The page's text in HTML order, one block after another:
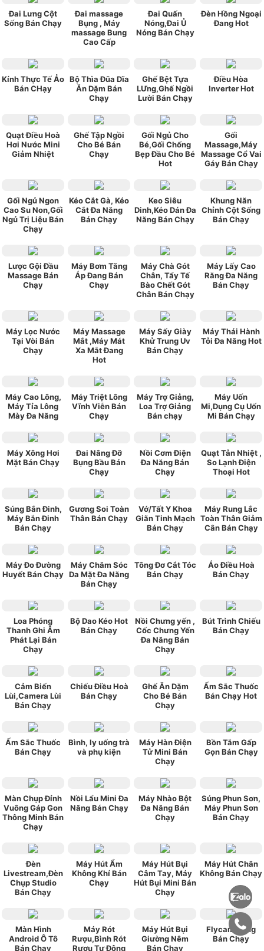
Đai Lưng Cột
Sống Bán Chạy
Đai massage
Bụng , Máy
massage Bung
Cao Cấp
Đai Quấn
Nóng,Đai Ủ
Nóng Bán Chạy
Đèn Hồng Ngoại
Đang Hot
Kính Thực Tế Ảo
Bán CHạy
Bộ Thìa Đũa Dĩa
Ăn Dặm Bán
Chạy
Ghế Bệt Tựa
LƯng,Ghế Ngồi
Lười Bán Chạy
Điều Hòa
Inverter Hot
Quạt Điều Hoà
Hơi Nước Mini
Giảm Nhiệt
Ghế Tập Ngồi
Cho Bé Bán
Chạy
Gối Ngủ Cho
Bé,Gối Chống
Bẹp Đầu Cho Bé
Hot
Gối
Massage,Máy
Massage Cổ Vai
Gáy Bán Chạy
Gối Ngủ Ngon
Cao Su Non,Gối
Ngủ Trị Liệu Bán
Chạy
Kéo Cắt Gà, Kéo
Cắt Đa Năng
Bán Chạy
Keo Siêu
Dinh,Kéo Dán Đa
Năng Bán Chạy
Khung Năn
Chỉnh Cột Sống
Bán Chạy
Lược Gội Đầu
Massage Bán
Chạy
Máy Bơm Tăng
Áp Đang Bán
Chạy
Máy Chà Gót
Chân, Tẩy Tế
Bào Chết Gót
Chân Bán Chạy
Máy Lấy Cao
Răng Đa Năng
Bán Chạy
Máy Lọc Nước
Tại Vòi Bán
Chạy
Máy Massage
Mắt ,Máy Mát
Xa Mắt Đang
Hot
Máy Sấy Giày
Khử Trung Uv
Bán Chạy
Máy Thái Hành
Tỏi Đa Năng Hot
Máy Cao Lông,
Máy Tỉa Lông
Mày Đa Năng
Máy Triệt Lông
Vĩnh Viễn Bán
Chạy
Máy Trợ Giảng,
Loa Trợ Giảng
Bán chạy
Máy Uốn
Mi,Dụng Cụ Uốn
Mi Bán Chạy
Máy Xông Hơi
Mặt Bán Chạy
Đai Nâng Đỡ
Bụng Bầu Bán
Chạy
Nồi Cơm Điện
Đa Năng Bán
Chạy
Quạt Tản Nhiệt ,
So Lạnh Điện
Thoại Hot
Súng Bắn Đinh,
Máy Bắn Đinh
Bán Chạy
Gương Soi Toàn
Thân Bán Chạy
Vớ/Tất Y Khoa
Giãn Tinh Mạch
Bán Chạy
Máy Rung Lắc
Toàn Thân Giảm
Cân Bán Chạy
Máy Đo Đường
Huyết Bán Chạy
Máy Chăm Sóc
Da Mặt Đa Năng
Bán Chạy
Tông Đơ Cắt Tóc
Bán Chạy
Áo Điều Hoà
Bán Chạy
Loa Phóng
Thanh Ghi Âm
Phát Lại Bán
Chạy
Bộ Dao Kéo Hot
Bán Chạy
Nồi Chưng yến ,
Cốc Chưng Yến
Đa Năng Bán
Chạy
Bút Trình Chiếu
Bán Chạy
Cảm Biến
Lùi,Camera Lùi
Bán Chạy
Chiếu Điều Hoà
Bán Chạy
Ghế Ăn Dặm
Cho Bé Bán
Chạy
Ấm Sắc Thuốc
Bán Chạy Hot
Ấm Sắc Thuốc
Bán Chạy
Bình, ly uống trà
và phụ kiện
Máy Hàn Điện
Tử Mini Bán
Chạy
Bồn Tắm Gấp
Gọn Bán Chạy
Màn Chụp Đỉnh
Vuông Gáp Gon
Thông Minh Bán
Chạy
Nồi Lẩu Mini Đa
Năng Bán Chạy
Máy Nhào Bột
Đa Năng Bán
Chạy
Súng Phun Sơn,
Máy Phun Sơn
Bán Chạy
Đèn
Livestream,Đèn
Chụp Studio
Bán Chạy
Máy Hút Ẩm
Không Khí Bán
Chạy
Máy Hút Bụi
Câm Tay, Máy
Hút Bụi Mini Bán
Chạy
Máy Hút Chân
Không Bán Chạy
Màn Hình
Android Ô Tô
Bán Chạy
Máy Rót
Rượu,Bình Rót
Rượu Tự Đông
Máy Hút Bụi
Giường Nêm
Bán Chạy
Flycam Đang
Bán Chạy